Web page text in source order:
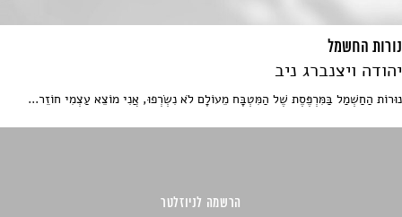
נורות החשמל
יהודה ויצנברג ניב
נוּרוֹת הַחַשְׁמַל בַּמִּרְפֶּסֶת שֶׁל הַמִּטְבָּח מֵעוֹלָם לֹא נִשְׂרְפוּ, אֲנִי מוֹצֵא עַצְמִי חוֹזֵר...
הרשמה לניוזלטר